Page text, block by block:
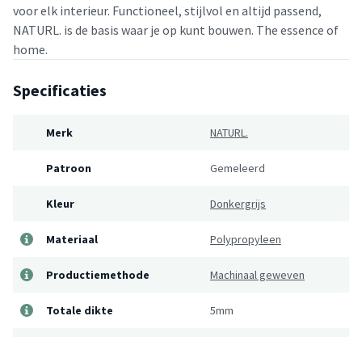
voor elk interieur. Functioneel, stijlvol en altijd passend,
NATURL. is de basis waar je op kunt bouwen. The essence of
home.
Specificaties
Merk NATURL.
Patroon Gemeleerd
Kleur Donkergrijs
Materiaal Polypropyleen
Productiemethode Machinaal geweven
Totale dikte 5mm